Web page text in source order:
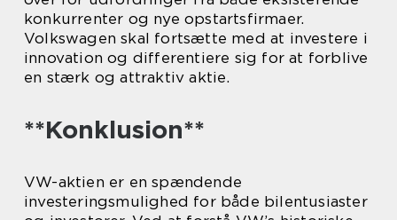
konkurrenter og nye opstartsfirmaer.
Volkswagen skal fortsætte med at investere i
innovation og differentiere sig for at forblive
en stærk og attraktiv aktie.
**Konklusion**
VW-aktien er en spændende
investeringsmulighed for både bilentusiaster